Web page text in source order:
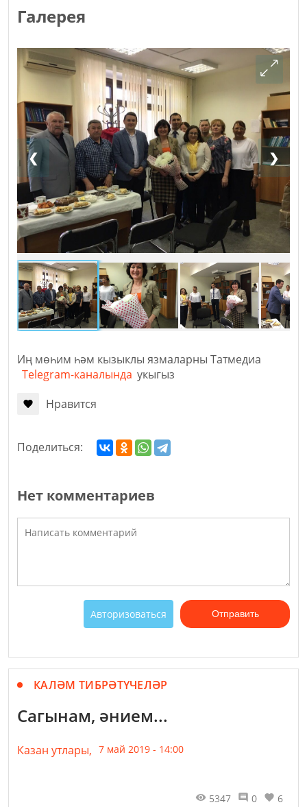
Галерея
❮ ❯
Иң мөһим һәм кызыклы язмаларны Татмедиа
Telegram-каналында укыгыз
Нравится
Поделиться:
Нет комментариев
Авторизоваться Отправить
КАЛӘМ ТИБРӘТҮЧЕЛӘР
Сагынам, әнием...
Казан утлары, 7 май 2019 - 14:00
5347 0 6